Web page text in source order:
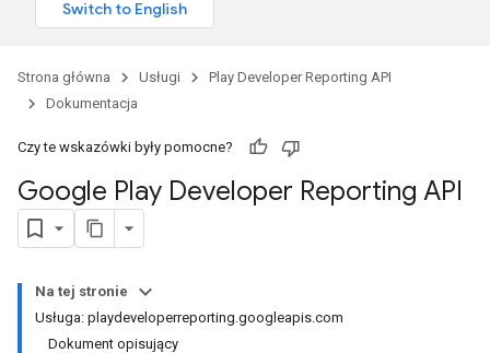
Strona główna Usługi
Play Developer Reporting API
Dokumentacja
Czy te wskazówki były pomocne?
Google Play Developer Reporting API
Na tej stronie
Usługa: playdeveloperreporting.googleapis.com
Dokument opisujący